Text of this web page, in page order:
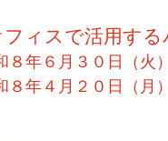
スで活用する
月３０日（火）
月２０日（月